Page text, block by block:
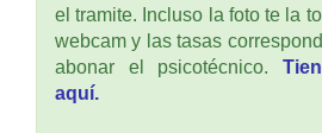
el tramite. Incluso la foto te la
webcam y las tasas
abonar el psicotécnico.
aquí.